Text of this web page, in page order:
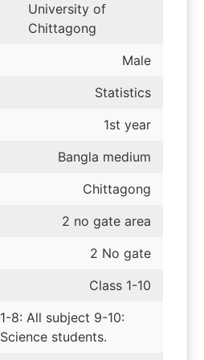
University of
Chittagong
Male
Statistics
1st year
Bangla medium
Chittagong
2 no gate area
2 No gate
Class 1-10
1-8: All subject 9-10:
Science students.